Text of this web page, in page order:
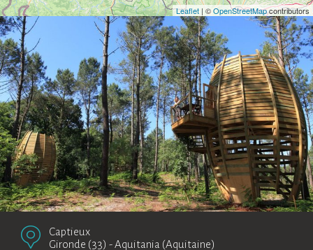
Leaflet | ©OpenStreetMapcontributors
Captieux
Gironde (33) -Aquitania (Aquitaine)